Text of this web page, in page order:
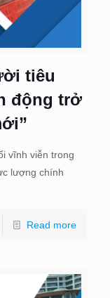
tiêu
động trở
vĩnh viễn trong
lượng chính
Read more